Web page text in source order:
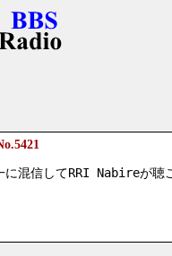
に混信してRRI Nabireが聴